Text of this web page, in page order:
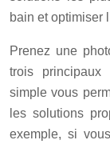
bain et optimiser
Prenez une
trois principaux
simple vous
les solutions
exemple, si